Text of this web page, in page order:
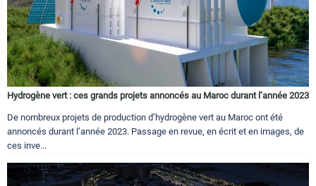
Hydrogène vert : ces grands projets annoncés au Maroc durant l’année 2023
De nombreux projets de production d’hydrogène vert au Maroc ont été
annoncés durant l’année 2023. Passage en revue, en écrit et en images, de
ces inve...